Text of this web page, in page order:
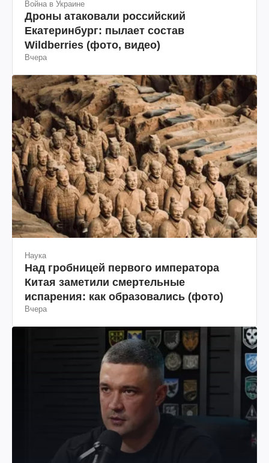
Война в Украине
Дроны атаковали российский
Екатеринбург: пылает состав
Wildberries (фото, видео)
Вчера
Наука
Над гробницей первого императора
Китая заметили смертельные
испарения: как образовались (фото)
Вчера